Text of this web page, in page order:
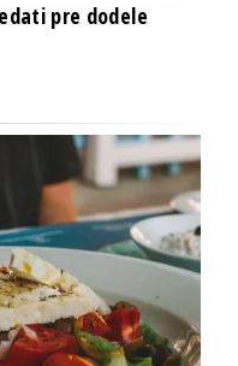
pre dodele